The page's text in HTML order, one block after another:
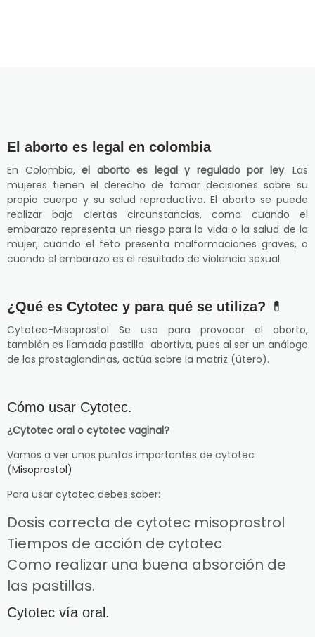
El aborto es legal en colombia
En Colombia, el aborto es legal y regulado por ley. Las
mujeres tienen el derecho de tomar decisiones sobre su
propio cuerpo y su salud reproductiva. El aborto se puede
realizar bajo ciertas circunstancias, como cuando el
embarazo representa un riesgo para la vida o la salud de la
mujer, cuando el feto presenta malformaciones graves, o
cuando el embarazo es el resultado de violencia sexual.
¿Qué es Cytotec y para qué se utiliza? 💊
Cytotec-Misoprostol Se usa para provocar el aborto,
también es llamada pastilla abortiva, pues al ser un análogo
de las prostaglandinas, actúa sobre la matriz (útero).
Cómo usar Cytotec.
¿Cytotec oral o cytotec vaginal?
Vamos a ver unos puntos importantes de cytotec
(Misoprostol)
Para usar cytotec debes saber:
Dosis correcta de cytotec misoprostrol
Tiempos de acción de cytotec
Como realizar una buena absorción de
las pastillas.
Cytotec vía oral.